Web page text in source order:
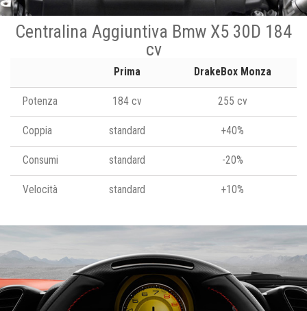
Centralina Aggiuntiva Bmw X5 30D 184
cv
Prima DrakeBox Monza
Potenza 184 cv 255 cv
Coppia standard +40%
Consumi standard -20%
Velocità standard +10%